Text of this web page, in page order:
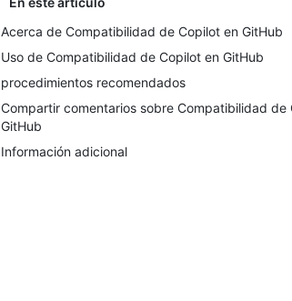
Acerca de Compatibilidad de Copilot en GitHub
Uso de Compatibilidad de Copilot en GitHub
procedimientos recomendados
Compartir comentarios sobre Compatibilidad de
GitHub
Información adicional